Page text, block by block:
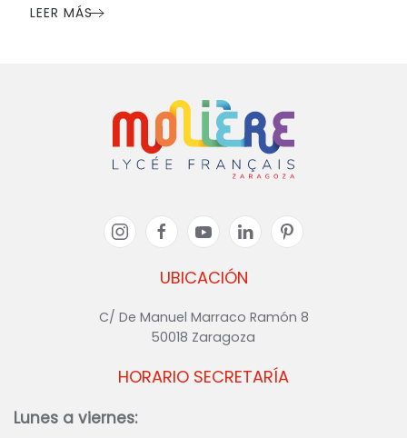
LEER MÁS
UBICACIÓN
C/ De Manuel Marraco Ramón 8
50018 Zaragoza
HORARIO SECRETARÍA
Lunes a viernes: